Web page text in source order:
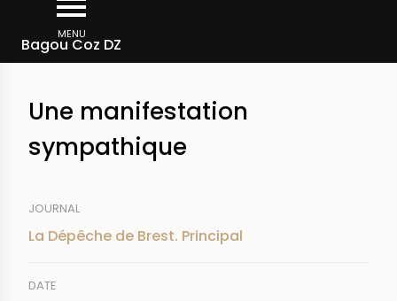
main
MENU
Bagou Coz DZ
Breadcrumb
Une manifestation
sympathique
JOURNAL
La Dépêche de Brest. Principal
DATE